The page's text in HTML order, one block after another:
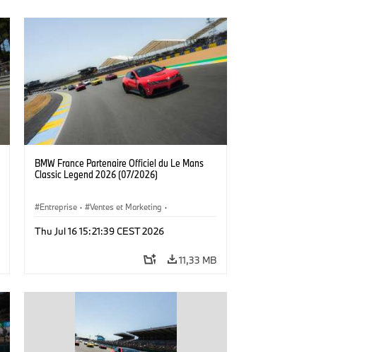
BMW France Partenaire Officiel du Le Mans
Classic Legend 2026 (07/2026)
Entreprise · Ventes et Marketing ·
Thu Jul 16 15:21:39 CEST 2026
11,33 MB